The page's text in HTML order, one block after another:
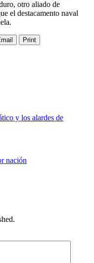
otro aliado de
el destacamento naval
Print
y los alardes de
nación